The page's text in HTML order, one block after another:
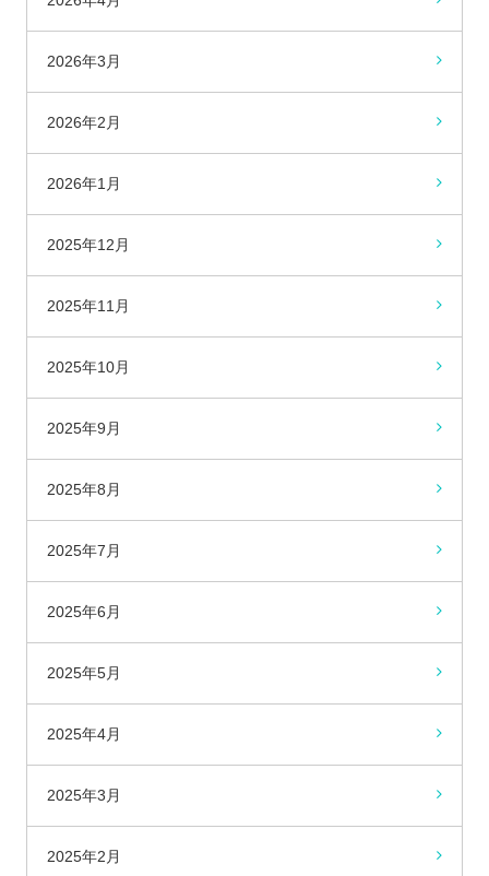
2026年3月
2026年2月
2026年1月
2025年12月
2025年11月
2025年10月
2025年9月
2025年8月
2025年7月
2025年6月
2025年5月
2025年4月
2025年3月
2025年2月